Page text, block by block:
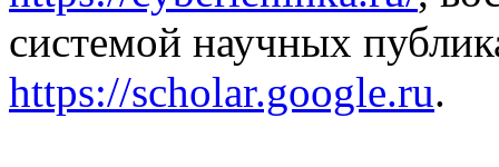
системой научных
https://scholar.google.ru.